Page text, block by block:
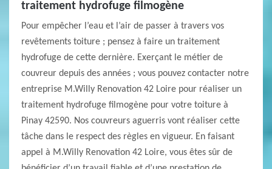
traitement hydrofuge filmogène
Pour empêcher l’eau et l’air de passer à travers vos
revêtements toiture ; pensez à faire un traitement
hydrofuge de cette dernière. Exerçant le métier de
couvreur depuis des années ; vous pouvez contacter notre
entreprise M.Willy Renovation 42 Loire pour réaliser un
traitement hydrofuge filmogène pour votre toiture à
Pinay 42590. Nos couvreurs aguerris vont réaliser cette
tâche dans le respect des règles en vigueur. En faisant
appel à M.Willy Renovation 42 Loire, vous êtes sûr de